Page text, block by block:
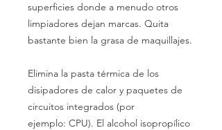
superficies donde a menudo otros
limpiadores dejan marcas. Quita
bastante bien la grasa de maquillajes.
Elimina la pasta térmica de los
disipadores de calor y paquetes de
circuitos integrados (por
ejemplo: CPU). El alcohol isopropílico